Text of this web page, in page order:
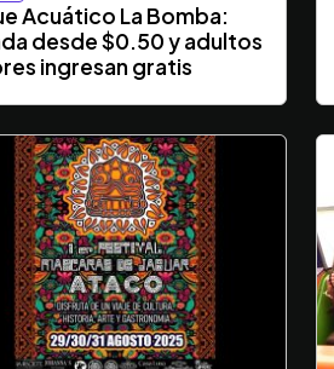
Acuático La Bomba:
desde $0.50 y adultos
ingresan gratis